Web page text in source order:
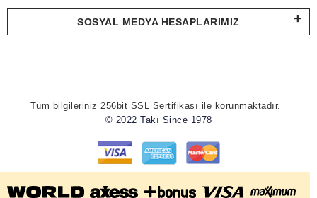
SOSYAL MEDYA HESAPLARIMIZ
Tüm bilgileriniz 256bit SSL Sertifikası ile korunmaktadır.
© 2022 Takı Since 1978